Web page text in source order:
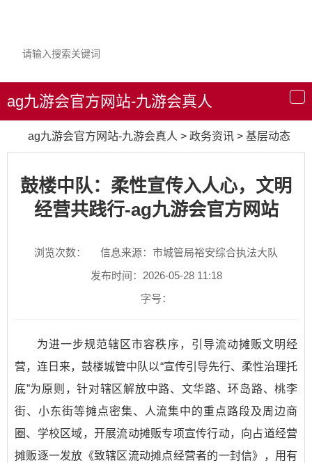
导
航
ag九游会官方网站-九游会真人
ag九游会官方网站-九游会真人 > 政务资讯 > 基层动态
鼓楼中队：柔性宣传入人心，文明
经营共践行-ag九游会官方网站
浏览次数：
信息来源：市城管局裕安综合执法大队
发布时间：2026-05-28 11:18
字号：
为进一步规范辖区市容秩序，引导流动摊贩文明经
营，连日来，鼓楼城管中队以“宣传引导先行、柔性治理托
底”为原则，针对辖区解放中路、文华路、环岛路、桃李
街、小东街等摊点密集、人流集中的重点路段及周边商
圈、学校区域，开展流动摊贩专项宣传行动，向占道经营
摊贩逐一发放《致辖区流动摊点经营者的一封信》，用有